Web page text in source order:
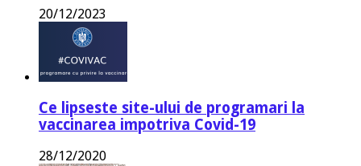
20/12/2023
Ce lipseste site-ului de programari la
vaccinarea impotriva Covid-19
28/12/2020